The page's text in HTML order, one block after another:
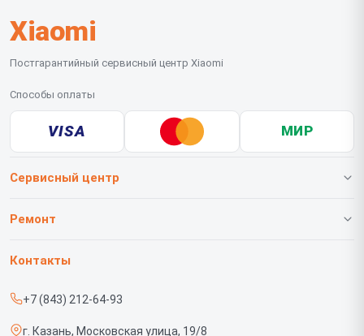
Xiaomi
Постгарантийный сервисный центр Xiaomi
Способы оплаты
VISA МИР
Сервисный центр
О нашем сервисе
Срочный ремонт
Ремонт
Телефонов
Контакты
+7 (843) 212-64-93
г. Казань, Московская улица, 19/8